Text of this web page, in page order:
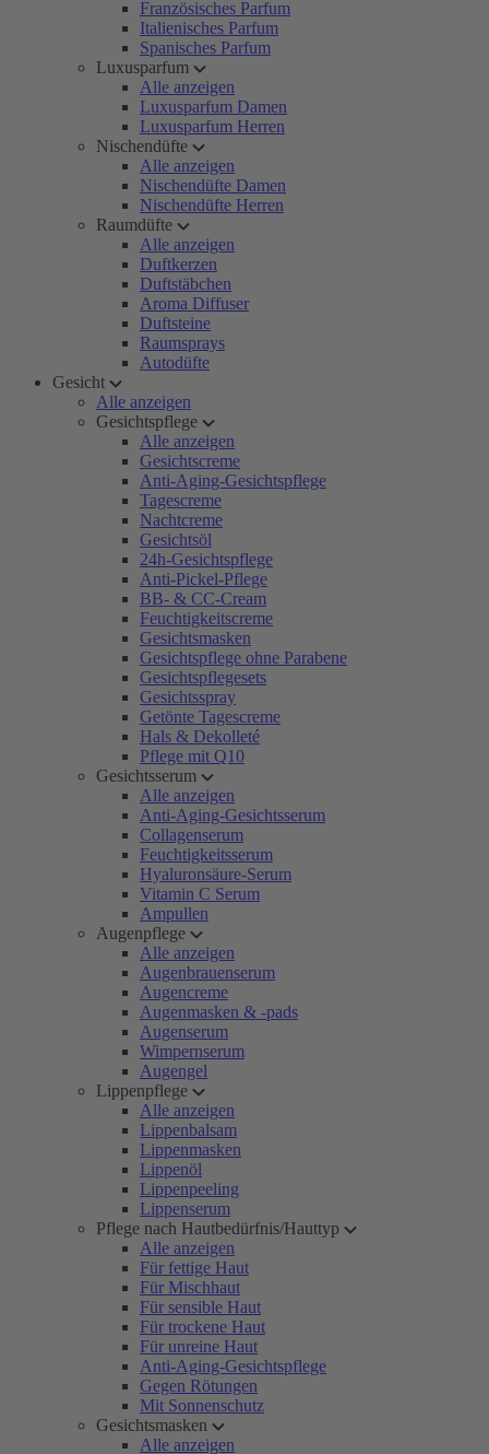
Französisches Parfum
Italienisches Parfum
Spanisches Parfum
Luxusparfum
Alle anzeigen
Luxusparfum Damen
Luxusparfum Herren
Nischendüfte
Alle anzeigen
Nischendüfte Damen
Nischendüfte Herren
Raumdüfte
Alle anzeigen
Duftkerzen
Duftstäbchen
Aroma Diffuser
Duftsteine
Raumsprays
Autodüfte
Gesicht
Alle anzeigen
Gesichtspflege
Alle anzeigen
Gesichtscreme
Anti-Aging-Gesichtspflege
Tagescreme
Nachtcreme
Gesichtsöl
24h-Gesichtspflege
Anti-Pickel-Pflege
BB- & CC-Cream
Feuchtigkeitscreme
Gesichtsmasken
Gesichtspflege ohne Parabene
Gesichtspflegesets
Gesichtsspray
Getönte Tagescreme
Hals & Dekolleté
Pflege mit Q10
Gesichtsserum
Alle anzeigen
Anti-Aging-Gesichtsserum
Collagenserum
Feuchtigkeitsserum
Hyaluronsäure-Serum
Vitamin C Serum
Ampullen
Augenpflege
Alle anzeigen
Augenbrauenserum
Augencreme
Augenmasken & -pads
Augenserum
Wimpernserum
Augengel
Lippenpflege
Alle anzeigen
Lippenbalsam
Lippenmasken
Lippenöl
Lippenpeeling
Lippenserum
Pflege nach Hautbedürfnis/Hauttyp
Alle anzeigen
Für fettige Haut
Für Mischhaut
Für sensible Haut
Für trockene Haut
Für unreine Haut
Anti-Aging-Gesichtspflege
Gegen Rötungen
Mit Sonnenschutz
Gesichtsmasken
Alle anzeigen